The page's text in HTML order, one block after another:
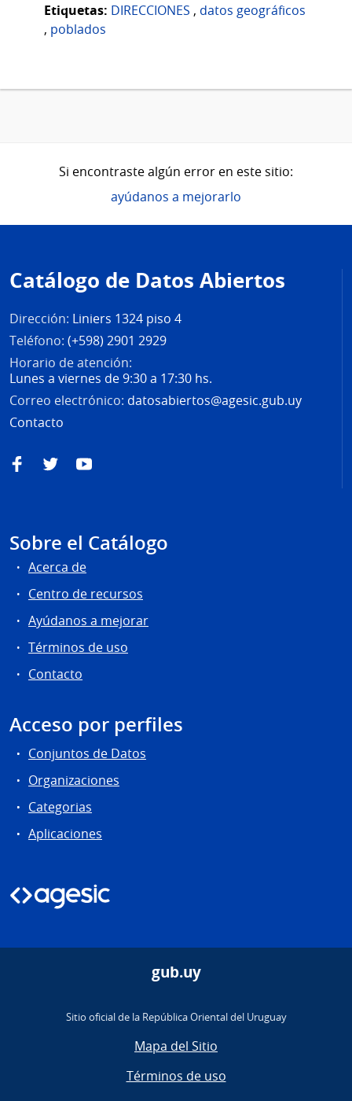
Etiquetas: DIRECCIONES , datos geográficos
, poblados
Si encontraste algún error en este sitio:
ayúdanos a mejorarlo
de
página
Catálogo de Datos Abiertos
Dirección: Liniers 1324 piso 4
Teléfono: (+598) 2901 2929
Horario de atención:
Lunes a viernes de 9:30 a 17:30 hs.
Correo electrónico: datosabiertos@agesic.gub.uy
Contacto
FacebookTwitterYouTube
Sobre el Catálogo
Acerca de
Centro de recursos
Ayúdanos a mejorar
Términos de uso
Contacto
Acceso por perfiles
Conjuntos de Datos
Organizaciones
Categorias
Aplicaciones
gub.uy
Sitio oficial de la República Oriental del Uruguay
Mapa del Sitio
Términos de uso